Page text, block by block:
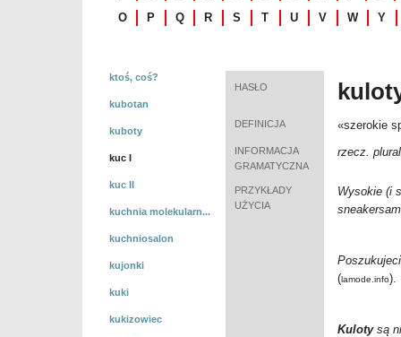
O
P Q R S T U V W Y
ktoś, coś?
kubotan
kuboty
kuc I
kuc II
kuchnia molekularn...
kuchniosalon
kujonki
kuki
kukizowiec
HASŁO
DEFINICJA «szerokie
INFORMACJA
GRAMATYCZNA
rzecz.
PRZYKŁADY
UŻYCIA
Wysokie (i
(lamode.info).
Kulotysą